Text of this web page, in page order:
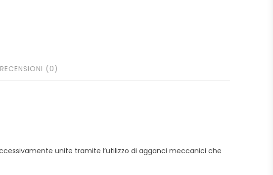
RECENSIONI (0)
unite tramite l’utilizzo di agganci meccanici che